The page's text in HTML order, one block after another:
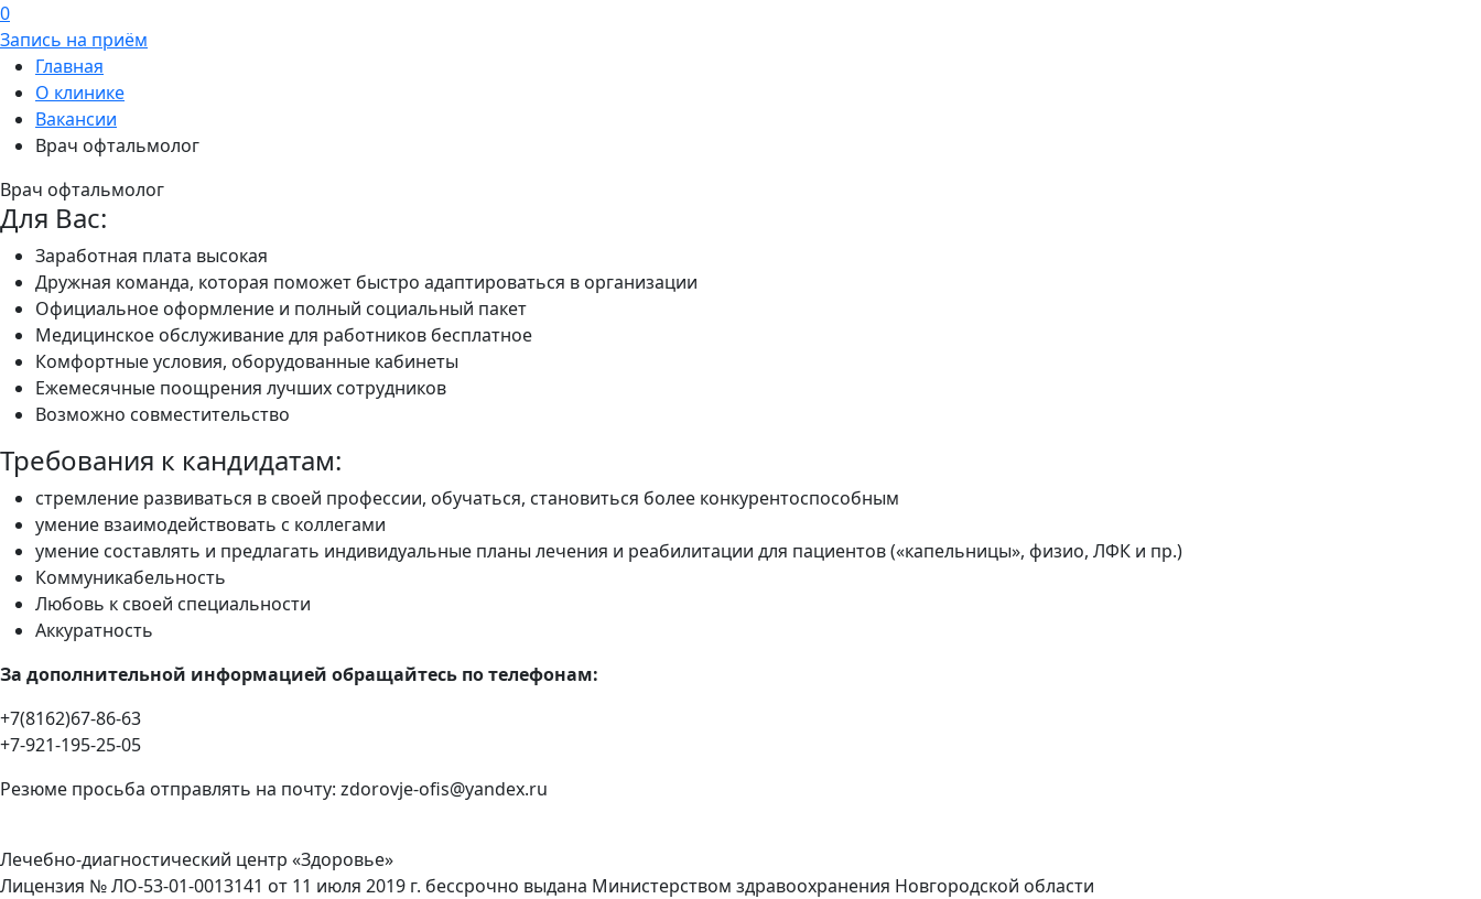
0
Запись на приём
Главная
О клинике
Вакансии
Врач офтальмолог
Врач офтальмолог
Для Вас:
Заработная плата высокая
Дружная команда, которая поможет быстро адаптироваться в организации
Официальное оформление и полный социальный пакет
Медицинское обслуживание для работников бесплатное
Комфортные условия, оборудованные кабинеты
Ежемесячные поощрения лучших сотрудников
Возможно совместительство
Требования к кандидатам:
стремление развиваться в своей профессии, обучаться, становиться более конкурентоспособным
умение взаимодействовать с коллегами
умение составлять и предлагать индивидуальные планы лечения и реабилитации для пациентов («капельницы», физио, ЛФК и пр.)
Коммуникабельность
Любовь к своей специальности
Аккуратность
За дополнительной информацией обращайтесь по телефонам:
+7(8162)67-86-63
+7-921-195-25-05
Резюме просьба отправлять на почту: zdorovje-ofis@yandex.ru
Лечебно-диагностический центр «Здоровье»
Лицензия № ЛО-53-01-0013141 от 11 июля 2019 г. бессрочно выдана Министерством здравоохранения Новгородской области